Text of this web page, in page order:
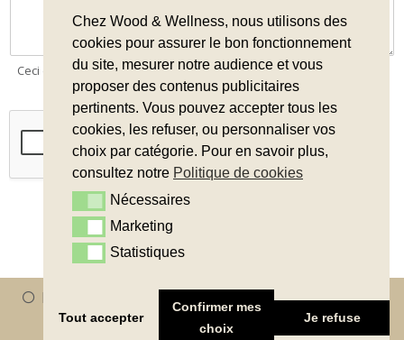
Ceci est un formulaire de contact, il ne s'agit pas d'une demande de
devis.
Mentions légales
Conditions générales de vente
Politique de confidentialité
Cookies
Chez Wood & Wellness, nous utilisons des
cookies pour assurer le bon fonctionnement
du site, mesurer notre audience et vous
proposer des contenus publicitaires
pertinents. Vous pouvez accepter tous les
cookies, les refuser, ou personnaliser vos
choix par catégorie. Pour en savoir plus,
consultez notre Politique de cookies
Nécessaires
Nécessaires
MarketingMarketing
Statistiques
Statistiques
Tout accepter
Confirmer mes
choix
Je refuse